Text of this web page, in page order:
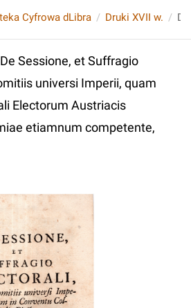
Cyfrowa dLibra Druki XVII w.
De Sessione, et Suffragio
universi Imperii, quam
Electorum Austriacis
etiamnum competente,